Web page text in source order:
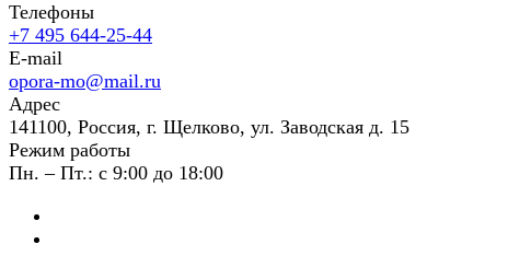
Телефоны
+7 495 644-25-44
E-mail
opora-mo@mail.ru
Адрес
141100, Россия, г. Щелково, ул. Заводская д. 15
Режим работы
Пн. – Пт.: с 9:00 до 18:00